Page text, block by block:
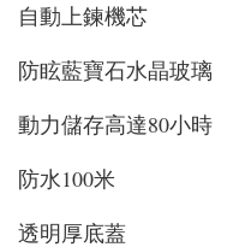
自動上鍊機芯
防眩藍寶石水晶玻璃
動力儲存高達80小時
防水100米
透明厚底蓋